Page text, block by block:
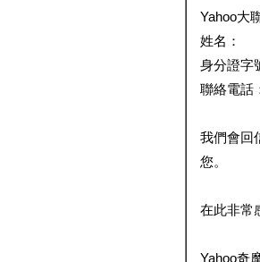
Yahoo大
姓名：
身分證字
聯絡電話
我們會回
您。
在此非常
Yahoo奇